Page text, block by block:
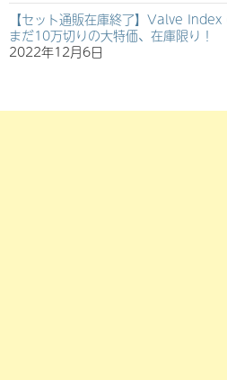
【セット通販在庫終了】Valve
まだ10万切りの大特価、在庫限り！
2022年12月6日